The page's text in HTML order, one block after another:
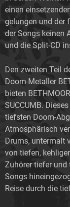
einen
gelungen und der
der Songs keinen
und die Split-CD
Den zweiten Teil
Doom-Metaller
bieten
SUCCUMB.
tiefsten Doom-
Atmosphärisch
Drums, untermalt
von tiefen,
Zuhörer tiefer und
Songs
Reise durch die